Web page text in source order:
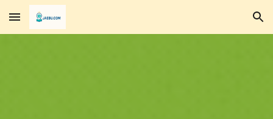
Skip to main content Skip to navigation